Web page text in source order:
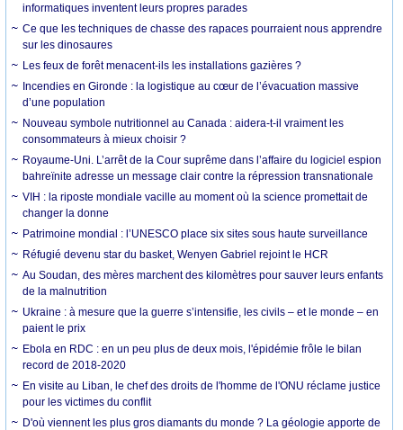
informatiques inventent leurs propres parades
Ce que les techniques de chasse des rapaces pourraient nous apprendre
sur les dinosaures
Les feux de forêt menacent-ils les installations gazières ?
Incendies en Gironde : la logistique au cœur de l’évacuation massive
d’une population
Nouveau symbole nutritionnel au Canada : aidera-t-il vraiment les
consommateurs à mieux choisir ?
Royaume-Uni. L’arrêt de la Cour suprême dans l’affaire du logiciel espion
bahreïnite adresse un message clair contre la répression transnationale
VIH : la riposte mondiale vacille au moment où la science promettait de
changer la donne
Patrimoine mondial : l’UNESCO place six sites sous haute surveillance
Réfugié devenu star du basket, Wenyen Gabriel rejoint le HCR
Au Soudan, des mères marchent des kilomètres pour sauver leurs enfants
de la malnutrition
Ukraine : à mesure que la guerre s’intensifie, les civils – et le monde – en
paient le prix
Ebola en RDC : en un peu plus de deux mois, l'épidémie frôle le bilan
record de 2018-2020
En visite au Liban, le chef des droits de l'homme de l'ONU réclame justice
pour les victimes du conflit
D'où viennent les plus gros diamants du monde ? La géologie apporte de